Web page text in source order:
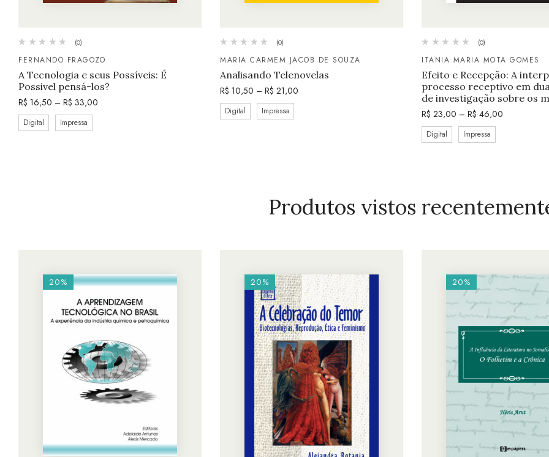
(0)
FERNANDO FRAGOZO
A Tecnologia e seus Possíveis: É
Possivel pensá-los?
R$ 16,50 – R$ 33,00
Digital Impressa
(0)
MARIA CARMEM JACOB DE SOUZA
Analisando Telenovelas
R$ 10,50 – R$ 21,00
Digital Impressa
(0)
ITANIA MARIA MOTA GOMES
Efeito e Recepção: A
processo receptivo em
de investigação sobre os
R$ 23,00 – R$ 46,00
Digital Impressa
Produtos vistos
20% 20% 20%